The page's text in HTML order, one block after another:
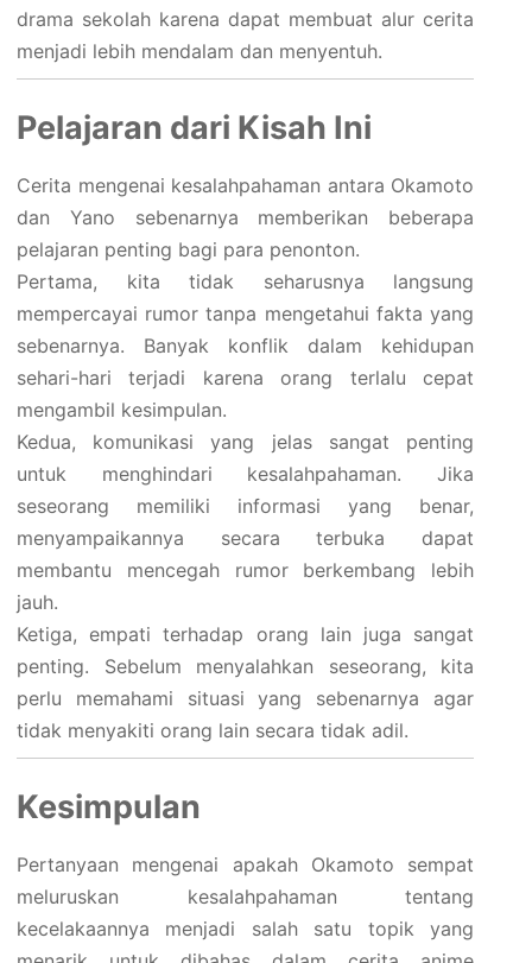
drama sekolah karena dapat membuat alur cerita
menjadi lebih mendalam dan menyentuh.
Pelajaran dari Kisah Ini
Cerita mengenai kesalahpahaman antara Okamoto
dan Yano sebenarnya memberikan beberapa
pelajaran penting bagi para penonton.
Pertama, kita tidak seharusnya langsung
mempercayai rumor tanpa mengetahui fakta yang
sebenarnya. Banyak konflik dalam kehidupan
sehari-hari terjadi karena orang terlalu cepat
mengambil kesimpulan.
Kedua, komunikasi yang jelas sangat penting
untuk menghindari kesalahpahaman. Jika
seseorang memiliki informasi yang benar,
menyampaikannya secara terbuka dapat
membantu mencegah rumor berkembang lebih
jauh.
Ketiga, empati terhadap orang lain juga sangat
penting. Sebelum menyalahkan seseorang, kita
perlu memahami situasi yang sebenarnya agar
tidak menyakiti orang lain secara tidak adil.
Kesimpulan
Pertanyaan mengenai apakah Okamoto sempat
meluruskan kesalahpahaman tentang
kecelakaannya menjadi salah satu topik yang